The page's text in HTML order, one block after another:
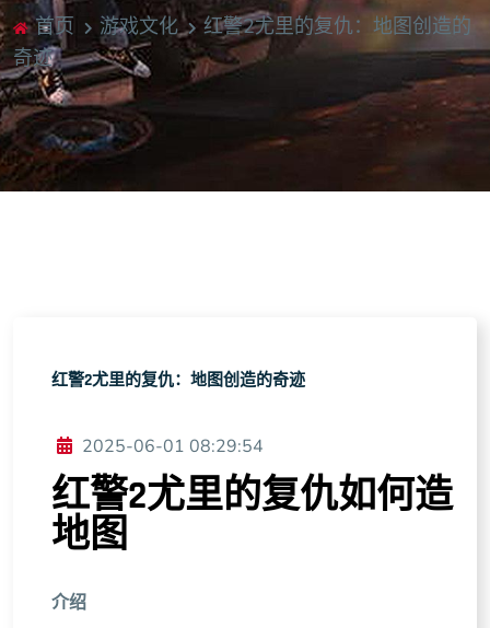
首页 游戏文化
红警2尤里的复仇：地图创造的
奇迹
红警2尤里的复仇：地图创造的奇迹
2025-06-01 08:29:54
红警2尤里的复仇如何造
地图
介绍